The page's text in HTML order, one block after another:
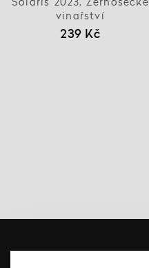
vinařství
239 Kč